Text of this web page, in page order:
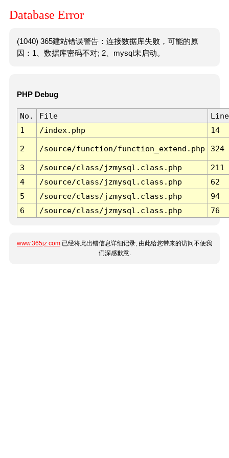
Database Error
(1040) 365建站错误警告：连接数据库失败，可能的原
因：1、数据库密码不对; 2、mysql未启动。
PHP Debug
No. File
Line
1
/index.php 14
2 /source/function/function_extend.php 324
3 /source/class/jzmysql.class.php
211
4
/source/class/jzmysql.class.php
62
5
/source/class/jzmysql.class.php
94
6
/source/class/jzmysql.class.php 76
www.365jz.com 已经将此出错信息详细记录, 由此给您带来的访问不便我
们深感歉意.